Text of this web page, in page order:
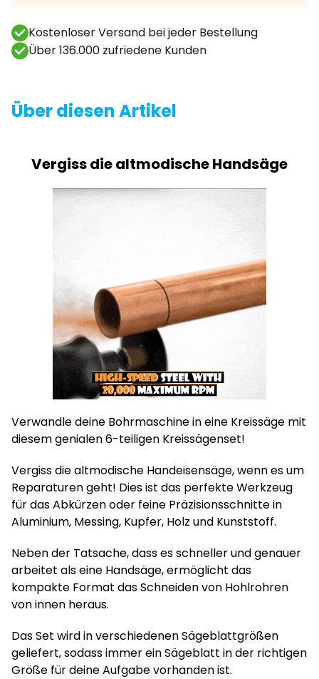
Kostenloser Versand bei jeder Bestellung
Über 136.000 zufriedene Kunden
Über diesen Artikel
Vergiss die altmodische Handsäge
Verwandle deine Bohrmaschine in eine Kreissäge mit
diesem genialen 6-teiligen Kreissägenset!
Vergiss die altmodische Handeisensäge, wenn es um
Reparaturen geht! Dies ist das perfekte Werkzeug
für das Abkürzen oder feine Präzisionsschnitte in
Aluminium, Messing, Kupfer, Holz und Kunststoff.
Neben der Tatsache, dass es schneller und genauer
arbeitet als eine Handsäge, ermöglicht das
kompakte Format das Schneiden von Hohlrohren
von innen heraus.
Das Set wird in verschiedenen Sägeblattgrößen
geliefert, sodass immer ein Sägeblatt in der richtigen
Größe für deine Aufgabe vorhanden ist.